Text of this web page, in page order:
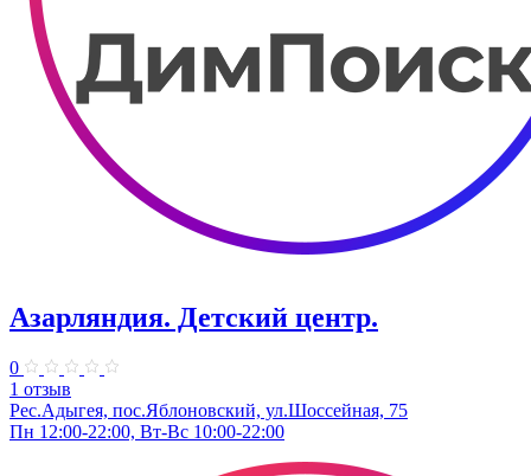
Азарляндия. ​Детский центр.
0
1 отзыв
Рес.Адыгея, пос.Яблоновский, ул.Шоссейная, 75
Пн 12:00-22:00, Вт-Вс 10:00-22:00